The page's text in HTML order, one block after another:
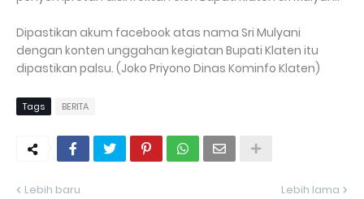
Dipastikan akum facebook atas nama Sri Mulyani
dengan konten unggahan kegiatan Bupati Klaten itu
dipastikan palsu. (Joko Priyono Dinas Kominfo Klaten)
Tags BERITA
Lebih baru Lebih lama